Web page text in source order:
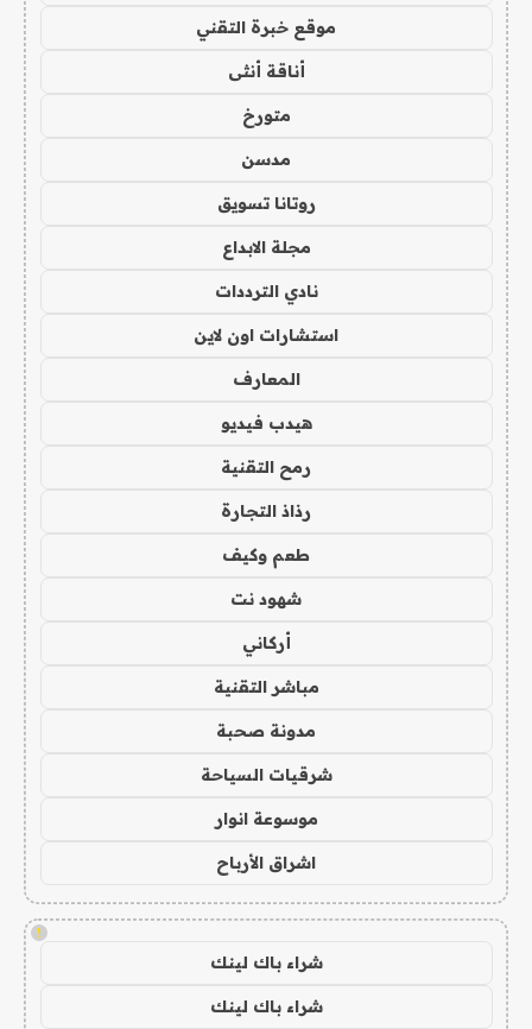
موقع خبرة التقني
أناقة أنثى
متورخ
مدسن
روتانا تسويق
مجلة الابداع
نادي الترددات
استشارات اون لاين
المعارف
هيدب فيديو
رمح التقنية
رذاذ التجارة
طعم وكيف
شهود نت
أركاني
مباشر التقنية
مدونة صحبة
شرقيات السياحة
موسوعة انوار
اشراق الأرباح
!
شراء باك لينك
شراء باك لينك